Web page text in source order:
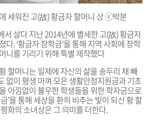
세워진 고(故) 황금자 할머니 상 ⓒ박분
서 살다 지난 2014년에 별세한 고(故) 황금자
다. ‘황금자 장학금’을 통해 지역 사회에 장학
니를 기리기 위해 특별 제작했다
할머니는 일제에 자신의 삶을 송두리 채 빼
없이 평생 아껴 모은 생활안정지원금과 기초
아낌없이 불우한 학생들을 위한 학자금으로
’을 통해 세상을 환히 비추는 빛이 되신 황 할
화의 소녀상은 그 의미를 더한다.